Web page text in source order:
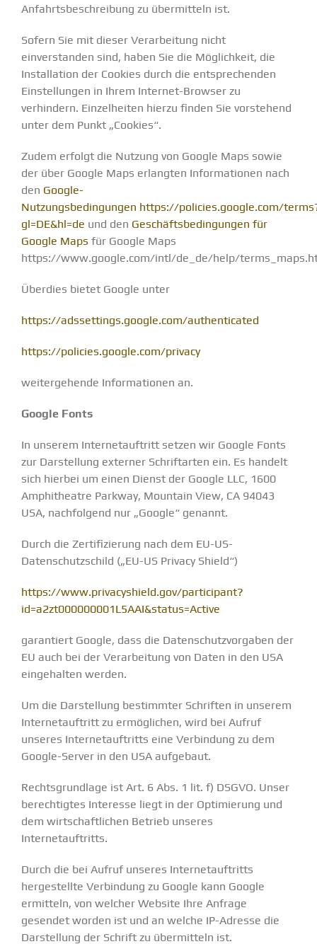
Anfahrtsbeschreibung zu übermitteln ist.
Sofern Sie mit dieser Verarbeitung nicht
einverstanden sind, haben Sie die Möglichkeit, die
Installation der Cookies durch die entsprechenden
Einstellungen in Ihrem Internet-Browser zu
verhindern. Einzelheiten hierzu finden Sie vorstehend
unter dem Punkt „Cookies“.
Zudem erfolgt die Nutzung von Google Maps sowie
der über Google Maps erlangten Informationen nach
den Google-
Nutzungsbedingungen https://policies.google.com/
gl=DE&hl=de und den Geschäftsbedingungen für
Google Maps für Google Maps
https://www.google.com/intl/de_de/help/
Überdies bietet Google unter
https://adssettings.google.com/authenticated
https://policies.google.com/privacy
weitergehende Informationen an.
Google Fonts
In unserem Internetauftritt setzen wir Google Fonts
zur Darstellung externer Schriftarten ein. Es handelt
sich hierbei um einen Dienst der Google LLC, 1600
Amphitheatre Parkway, Mountain View, CA 94043
USA, nachfolgend nur „Google“ genannt.
Durch die Zertifizierung nach dem EU-US-
Datenschutzschild („EU-US Privacy Shield“)
https://www.privacyshield.gov/participant?
id=a2zt000000001L5AAI&status=Active
garantiert Google, dass die Datenschutzvorgaben der
EU auch bei der Verarbeitung von Daten in den USA
eingehalten werden.
Um die Darstellung bestimmter Schriften in unserem
Internetauftritt zu ermöglichen, wird bei Aufruf
unseres Internetauftritts eine Verbindung zu dem
Google-Server in den USA aufgebaut.
Rechtsgrundlage ist Art. 6 Abs. 1 lit. f) DSGVO. Unser
berechtigtes Interesse liegt in der Optimierung und
dem wirtschaftlichen Betrieb unseres
Internetauftritts.
Durch die bei Aufruf unseres Internetauftritts
hergestellte Verbindung zu Google kann Google
ermitteln, von welcher Website Ihre Anfrage
gesendet worden ist und an welche IP-Adresse die
Darstellung der Schrift zu übermitteln ist.